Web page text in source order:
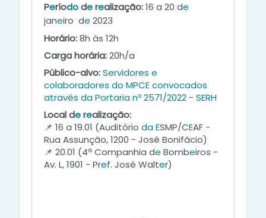
Períododerealização:16 a 20 de
janeiro de 2023
Horário:8h às 12h
Carga horária:20h/a
Público-alvo:Servidores e
colaboradores do MPCEconvocados
através daPortarianº2571/2022 - SERH
Local derealização:
📌 16 a 19.01 (Auditório daESMP/CEAF -
Rua Assunção, 1200 - José Bonifácio)
📌 20.01 (4ª Companhia de Bombeiros -
Av. L, 1901 - Pref. José Walter)